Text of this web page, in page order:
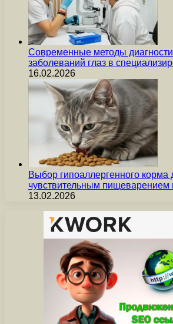
Современные методы
заболеваний глаз в
16.02.2026
Выбор гипоаллергенного корма
чувствительным
13.02.2026